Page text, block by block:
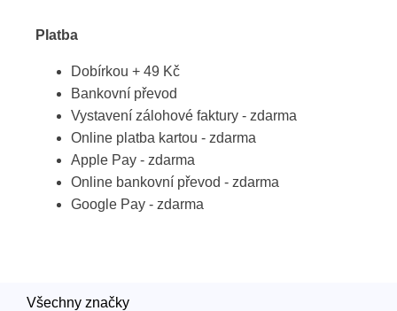
Platba
Dobírkou + 49 Kč
Bankovní převod
Vystavení zálohové faktury - zdarma
Online platba kartou - zdarma
Apple Pay - zdarma
Online bankovní převod - zdarma
Google Pay - zdarma
Všechny značky